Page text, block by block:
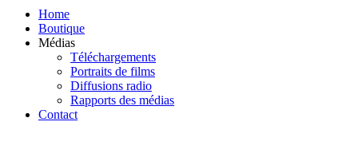
Home
Boutique
Médias
Téléchargements
Portraits de films
Diffusions radio
Rapports des médias
Contact